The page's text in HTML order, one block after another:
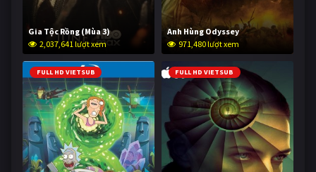
Gia Tộc Rồng (Mùa 3)
2,037,641 lượt xem
Anh Hùng Odyssey
971,480 lượt xem
FULL HD VIETSUB FULL HD VIETSUB